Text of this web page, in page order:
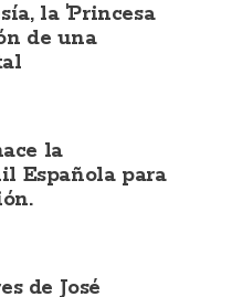
la 'Princesa
de una
la
Española para
de José